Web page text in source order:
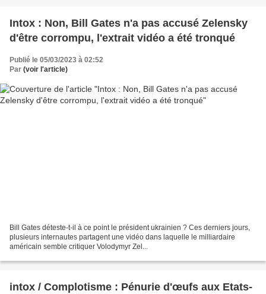
Intox : Non, Bill Gates n'a pas accusé Zelensky
d'être corrompu, l'extrait vidéo a été tronqué
Publié le 05/03/2023 à 02:52
Par (voir l'article)
Bill Gates déteste-t-il à ce point le président ukrainien ? Ces derniers jours,
plusieurs internautes partagent une vidéo dans laquelle le milliardaire
américain semble critiquer Volodymyr Zel...
intox / Complotisme : Pénurie d'œufs aux Etats-